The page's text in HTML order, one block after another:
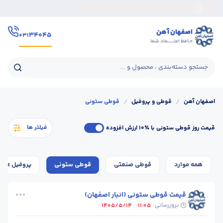
اصفهان آهن
حـافظ اعتــــــماد شما
۳۴۰۴۵۰۳۱
جستجو دسته‌بندی ، محصول و ...
اصفهان آهن / قوطی و پروفیل / قوطی ستونی
فیلتر ها قیمت روز قوطی ستونی با ٪۱۰ ارزش افزوده
همه موارد قوطی صنعتی قوطی ستونی پروفیل z
قیمت قوطی ستونی (انبار اصفهان)
بروزرسانی 11:05
1405/5/14